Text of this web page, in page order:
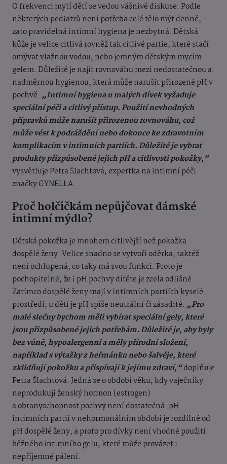
O frekvenci mytí dětí se vedou vášnivé diskuse. Podle
některých pediatrů není potřeba celé tělo mýt denně,
zato pravidelná intimní hygiena je nezbytná. Dětská
kůže je velice citlivá rovněž tak citlivé partie, které stačí
omývat vlažnou vodou, nebo jemným dětským mycím
gelem. Důležité je najít rovnováhu mezi nedostatečnou a
nadměrnou hygienou, která může narušit přirozené pH v
pochvě. „Intimní hygiena u malých dívek vyžaduje
speciální péči a citlivý přístup. Použití nevhodných
přípravků může narušit přirozenou rovnováhu, což
může vést k podráždění nebo dokonce ke zdravotním
komplikacím v intimních partiích. Důležité je vybrat
produkty přizpůsobené jejich pH a citlivosti pokožky,“
vysvětluje Petra Šlachtová, expertka na intimní péči
značky GYNELLA.
Proč holčičkám nepůjčovat dámské
intimní mýdlo?
Dětská pokožka je mnohem citlivější než pokožka
dospělé ženy. Velice snadno se vytvoří oděrka, taktéž
není ochlupená, co taky má svou funkci. Proto je
pochopitelné, že i pH pochvy dítěte je zcela odlišné.
Zatímco dospělé ženy mají v intimních partiích kyselé
prostředí, u dětí je pH spíše neutrální či zásadité. „Pro
malé slečny bychom měli vybírat speciální gely, které
jsou přizpůsobené jejich potřebám. Důležité je, aby byly
bez vůně, hypoalergenní a měly přírodní složení,
například s výtažky z heřmánku nebo šalvěje, které
zklidňují pokožku a přispívají k jejímu zdraví,“doplňuje
Petra Šlachtová. Jedná se o období věku, kdy vaječníky
neprodukují ženský hormon (estrogen)
a obranyschopnost pochvy není dostatečná. pH
intimních partií v nehormonálním období je rozdílné od
pH dospělé ženy, a proto pro dívky není vhodné použití
běžného intimního gelu, které může provázet i
nepříjemné pálení.